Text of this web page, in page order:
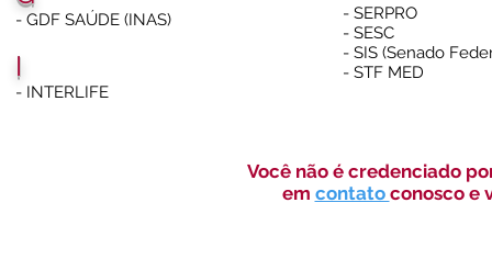
- GDF SAÚDE (INAS)
I
- INTERLIFE
- SERPRO
- SESC
- SIS (Senado
- STF MED
Você não é credenciado
em contato conosco e